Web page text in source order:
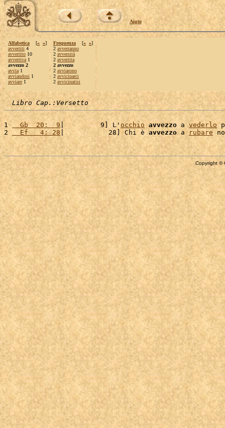
Aiuto
Alfabetica [« »]
avvertiti 4
avvertito 10
avvertiva 1
avvezzo 2
avvia 1
avviandosi 1
avviare 1
Frequenza [« »]
2 avverranno
2 avversità
2 avvertita
2 avvezzo
2 avviarono
2 avvicinarci
2 avvicinatisi
Libro Cap.:Versetto
1
  Gb  20:  9
|         9] L' occhio avvezzo a vederlo
2
  Ef   4: 28
|           28] Chi è avvezzo a rubare
Copyright ©